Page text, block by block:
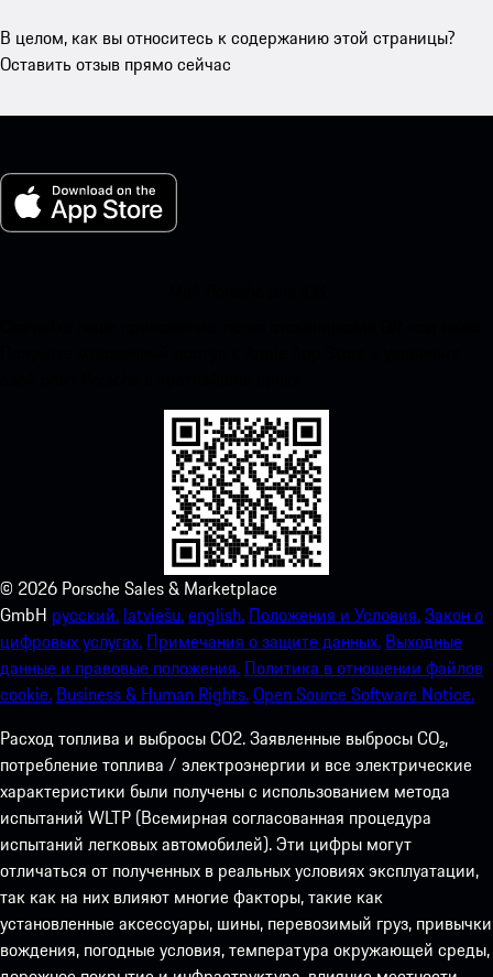
В целом, как вы относитесь к содержанию этой страницы?
Оставить отзыв прямо сейчас
© 2026 Porsche Sales & Marketplace
GmbH русский. latviešu.english. Положения и Условия.Закон о
цифровых услугах. Примечания о защите данных. Выходные
данные и правовые положения. Политика в отношении файлов
cookie. Business & Human Rights.Open Source Software Notice.
Расход топлива и выбросы СО2. Заявленные выбросы CO₂,
потребление топлива / электроэнергии и все электрические
характеристики были получены с использованием метода
испытаний WLTP (Всемирная согласованная процедура
испытаний легковых автомобилей). Эти цифры могут
отличаться от полученных в реальных условиях эксплуатации,
так как на них влияют многие факторы, такие как
установленные аксессуары, шины, перевозимый груз, привычки
вождения, погодные условия, температура окружающей среды,